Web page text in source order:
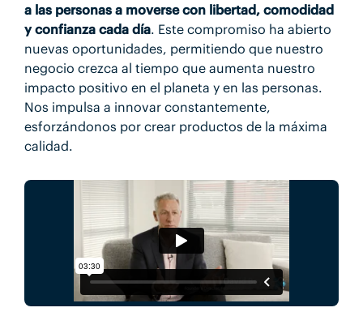
a las personas a moverse con libertad, comodidad
y confianza cada día. Este compromiso ha abierto
nuevas oportunidades, permitiendo que nuestro
negocio crezca al tiempo que aumenta nuestro
impacto positivo en el planeta y en las personas.
Nos impulsa a innovar constantemente,
esforzándonos por crear productos de la máxima
calidad.